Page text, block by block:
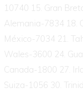
10740 15. Gran
Alemania-7834 18.
México-7034 21.
Wales-3600 24.
Canada-1800 27.
Suiza-1056 30.